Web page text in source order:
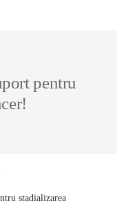
pentru
stadializarea